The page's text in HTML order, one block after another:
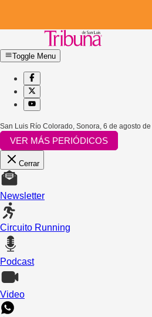
Toggle Menu
San Luis Río Colorado, Sonora, 6 de agosto
VER MÁS PERIÓDICOS
Cerrar
Newsletter
Circuito Running
Podcast
Video